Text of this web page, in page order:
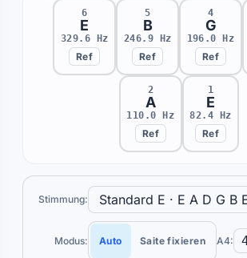
6
E
329.6 Hz
Ref
5
B
246.9 Hz
Ref
4
G
196.0 Hz
Ref
2
A
110.0 Hz
Ref
1
E
82.4 Hz
Ref
Stimmung:
Modus: Auto Saite fixieren A4: